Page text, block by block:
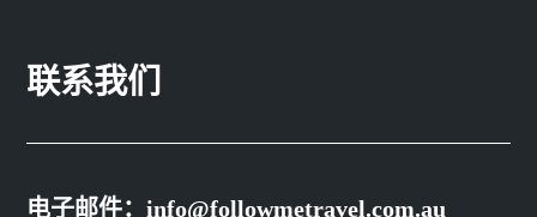
联系我们
电子邮件：info@followmetravel.com.au